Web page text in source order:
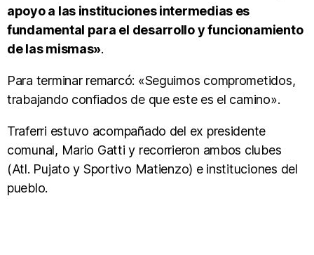
apoyo a las instituciones intermedias es
fundamental para el desarrollo y funcionamiento
de las mismas».
Para terminar remarcó: «Seguimos comprometidos,
trabajando confiados de que este es el camino».
Traferri estuvo acompañado del ex presidente
comunal, Mario Gatti y recorrieron ambos clubes
(Atl. Pujato y Sportivo Matienzo) e instituciones del
pueblo.